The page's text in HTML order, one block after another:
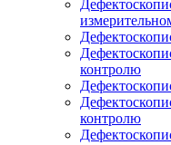
контролю
контролю